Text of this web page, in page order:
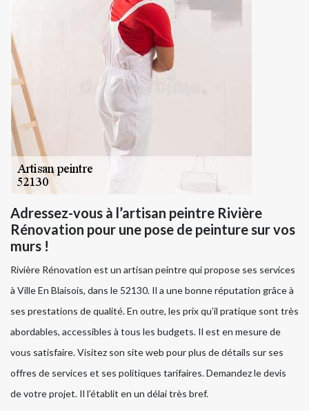
Adressez-vous à l’artisan peintre Rivière
Rénovation pour une pose de peinture sur vos
murs !
Rivière Rénovation est un artisan peintre qui propose ses services
à Ville En Blaisois, dans le 52130. Il a une bonne réputation grâce à
ses prestations de qualité. En outre, les prix qu’il pratique sont très
abordables, accessibles à tous les budgets. Il est en mesure de
vous satisfaire. Visitez son site web pour plus de détails sur ses
offres de services et ses politiques tarifaires. Demandez le devis
de votre projet. Il l’établit en un délai très bref.